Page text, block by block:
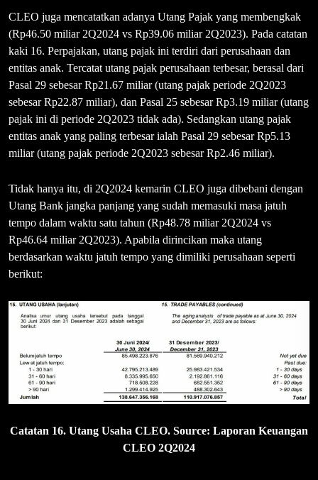
CLEO juga mencatatkan adanya Utang Pajak yang membengkak
(Rp46.50 miliar 2Q2024 vs Rp39.06 miliar 2Q2023). Pada catatan
kaki 16. Perpajakan, utang pajak ini terdiri dari perusahaan dan
entitas anak. Tercatat utang pajak perusahaan terbesar, berasal dari
Pasal 29 sebesar Rp21.67 miliar (utang pajak periode 2Q2023
sebesar Rp22.87 miliar), dan Pasal 25 sebesar Rp3.19 miliar (utang
pajak ini di periode 2Q2023 tidak ada). Sedangkan utang pajak
entitas anak yang paling terbesar ialah Pasal 29 sebesar Rp5.13
miliar (utang pajak periode 2Q2023 sebesar Rp2.46 miliar).
Tidak hanya itu, di 2Q2024 kemarin CLEO juga dibebani dengan
Utang Bank jangka panjang yang sudah memasuki masa jatuh
tempo dalam waktu satu tahun (Rp48.78 miliar 2Q2024 vs
Rp46.64 miliar 2Q2023). Apabila dirincikan maka utang
berdasarkan waktu jatuh tempo yang dimiliki perusahaan seperti
berikut:
Catatan 16. Utang Usaha CLEO. Source: Laporan Keuangan
CLEO 2Q2024